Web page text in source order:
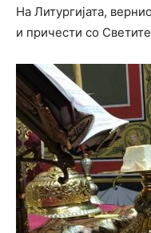
На Литургијата,
и причести со